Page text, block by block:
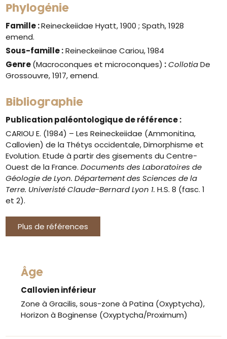
Phylogénie
Famille :Reineckeiidae Hyatt, 1900 ; Spath, 1928
emend.
Sous-famille :Reineckeiinae Cariou, 1984
Genre(Macroconques et microconques) : CollotiaDe
Grossouvre, 1917, emend.
Bibliographie
Publication paléontologique de référence :
CARIOU E. (1984) – Les Reineckeiidae (Ammonitina,
Callovien) de la Thétys occidentale, Dimorphisme et
Evolution. Etude à partir des gisements du Centre-
Ouest de la France.Documents des Laboratoires de
Géologie de Lyon. Département des Sciences de la
Terre. Univeristé Claude-Bernard Lyon 1. H.S. 8 (fasc. 1
et 2).
Plus de références
Âge
Callovien inférieur
Zone à Gracilis, sous-zone à Patina (Oxyptycha),
Horizon à Boginense (Oxyptycha/Proximum)